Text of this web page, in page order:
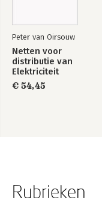
Peter van Oirsouw
Netten voor
distributie van
Elektriciteit
€ 54,45
Rubrieken